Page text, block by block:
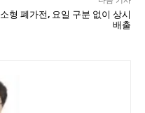
소형 폐가전, 요일 구분 없이 상시
배출